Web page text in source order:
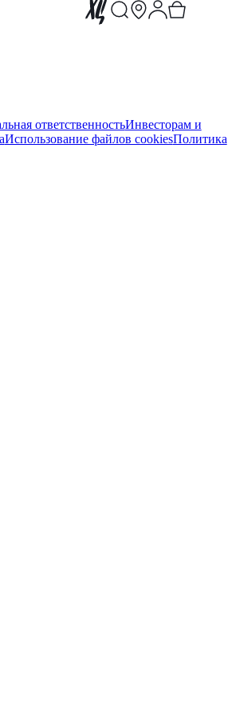
ответственностьИнвесторам и
Использование файлов cookiesПолитика